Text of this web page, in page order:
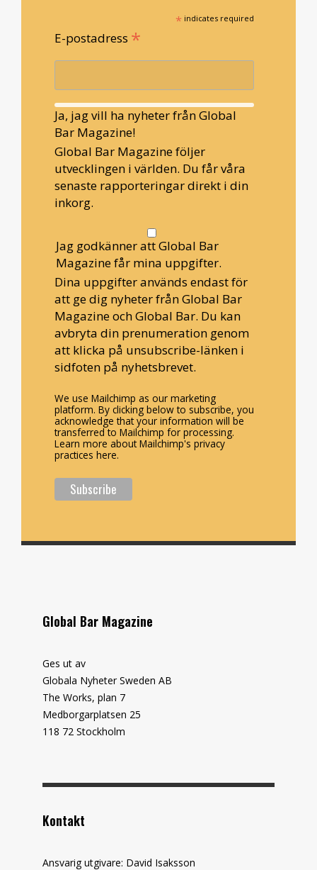
* indicates required
E-postadress *
Ja, jag vill ha nyheter från Global
Bar Magazine!
Global Bar Magazine följer
utvecklingen i världen. Du får våra
senaste rapporteringar direkt i din
inkorg.
Jag godkänner att Global Bar
Magazine får mina uppgifter.
Dina uppgifter används endast för
att ge dig nyheter från Global Bar
Magazine och Global Bar. Du kan
avbryta din prenumeration genom
att klicka på unsubscribe-länken i
sidfoten på nyhetsbrevet.
We use Mailchimp as our marketing
platform. By clicking below to subscribe, you
acknowledge that your information will be
transferred to Mailchimp for processing.
Learn more about Mailchimp's privacy
practices here.
Global Bar Magazine
Ges ut av
Globala Nyheter Sweden AB
The Works, plan 7
Medborgarplatsen 25
118 72 Stockholm
Kontakt
Ansvarig utgivare: David Isaksson